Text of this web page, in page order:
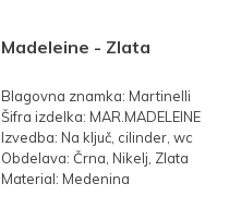
Madeleine - Zlata
Blagovna znamka: Martinelli
Šifra izdelka: MAR.MADELEINE
Izvedba: Na ključ, cilinder, wc
Obdelava: Črna, Nikelj, Zlata
Material: Medenina